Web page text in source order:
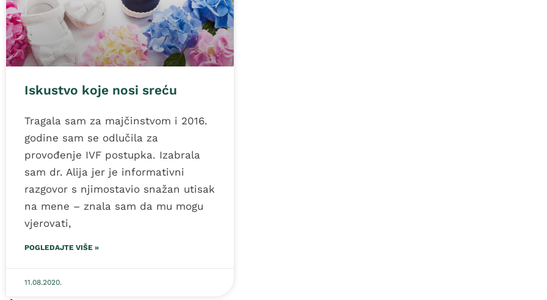
Iskustvo koje nosi sreću
Tragala sam za majčinstvom i 2016.
godine sam se odlučila za
provođenje IVF postupka. Izabrala
sam dr. Alija jer je informativni
razgovor s njimostavio snažan utisak
na mene – znala sam da mu mogu
vjerovati,
POGLEDAJTE VIŠE »
11.08.2020.